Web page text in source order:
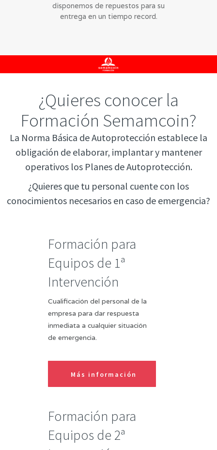
disponemos de repuestos para su
entrega en un tiempo record.
¿Quieres conocer la
Formación Semamcoin?
La Norma Básica de Autoprotección establece la
obligación de elaborar, implantar y mantener
operativos los Planes de Autoprotección.
¿Quieres que tu personal cuente con los
conocimientos necesarios en caso de emergencia?
Formación para
Equipos de 1ª
Intervención
Cualificación del personal de la
empresa para dar respuesta
inmediata a cualquier situación
de emergencia.
Más información
Formación para
Equipos de 2ª